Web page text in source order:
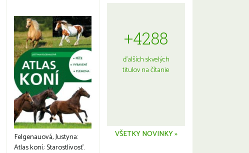
Felgenauová, Justyna:
Atlas koní.: Starostlivosť.
+4288
ďalších skvelých
titulov na čítanie
VŠETKY NOVINKY »